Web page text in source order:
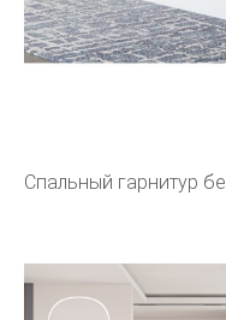
Спальный гарнитур